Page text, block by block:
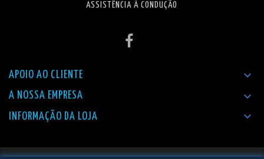
ASSISTÊNCIA À CONDUÇÃO
APOIO AO CLIENTE 
A NOSSA EMPRESA 
INFORMAÇÃO DA LOJA 